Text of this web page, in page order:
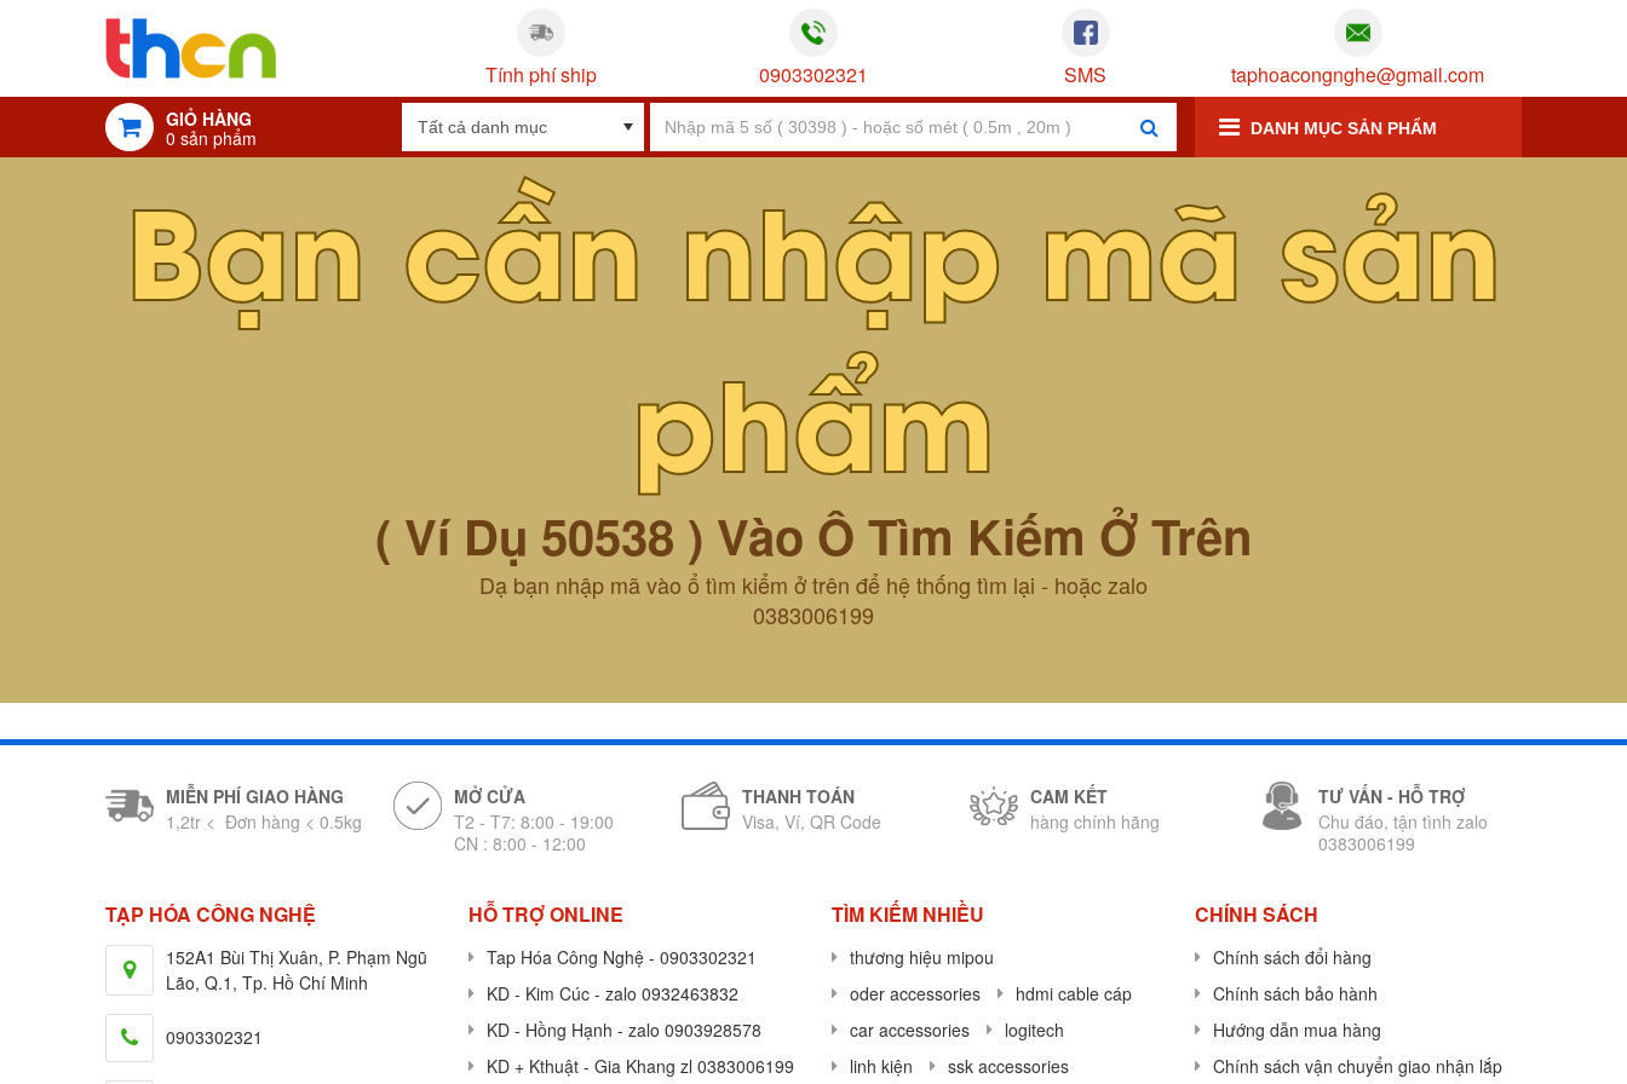
Tính phí ship 0903302321 SMS taphoacongnghe@gmail.com
GIỎ HÀNG
0 sản phẩm DANH MỤC SẢN PHẨM
Bạn cần nhập mã sản
phẩm
( Ví Dụ 50538 ) Vào Ô Tìm Kiếm Ở Trên
Dạ bạn nhập mã vào ổ tìm kiểm ở trên để hệ thống tìm lại - hoặc zalo
0383006199
MIỄN PHÍ GIAO HÀNG
1,2tr < Đơn hàng < 0.5kg
MỞ CỬA
T2 - T7: 8:00 - 19:00
CN : 8:00 - 12:00
THANH TOÁN
Visa, Ví, QR Code
CAM KẾT
hàng chính hãng
TƯ VẤN - HỖ TRỢ
Chu đáo, tận tình zalo
0383006199
TẠP HÓA CÔNG NGHỆ
152A1 Bùi Thị Xuân, P. Phạm Ngũ
Lão, Q.1, Tp. Hồ Chí Minh
0903302321
HỖ TRỢ ONLINE
Tap Hóa Công Nghệ - 0903302321
KD - Kim Cúc - zalo 0932463832
KD - Hồng Hạnh - zalo 0903928578
KD + Kthuật - Gia Khang zl 0383006199
TÌM KIẾM NHIỀU
thương hiệu mipou
oder accessories
hdmi cable cáp
car accessories
logitech
linh kiện
ssk accessories
CHÍNH SÁCH
Chính sách đổi hàng
Chính sách bảo hành
Hướng dẫn mua hàng
Chính sách vận chuyển giao nhận lắp